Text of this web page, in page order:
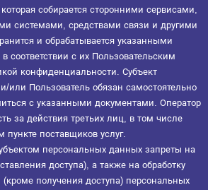
собирается сторонними сервисами,
системами, средствами связи и другими
и обрабатывается указанными
соответствии с их Пользовательским
конфиденциальности. Субъект
или Пользователь обязан самостоятельно
с указанными документами. Оператор
за действия третьих лиц, в том числе
поставщиков услуг.
персональных данных запреты на
доступа), а также на обработку
(кроме получения доступа) персональных